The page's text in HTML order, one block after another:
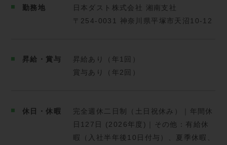
社内システム「CRM（顧客関係管理）」で顧客履歴を
確認できるほか、MA（マーケティングオートメーシ
ん。
蓄積されたデータをもとに、自ら戦略を立て、潜在的
────────────────────────────────
─────────────────
勤務地
日本ダスト株式会社 湘南支社
〒254-0031 神奈川県平塚市天沼10-12
昇給・賞与
昇給あり（年1回）
賞与あり（年2回）
休日・休暇
完全週休二日制（土日祝休み）｜年間休
日127日 (2026年度)｜その他：有給休
暇（入社半年後10日付与）、夏季休暇、